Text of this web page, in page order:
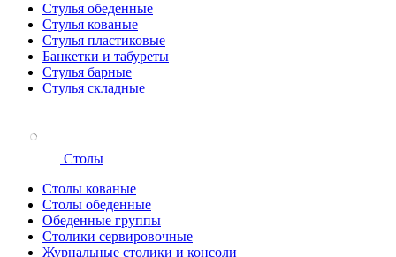
Стулья обеденные
Стулья кованые
Стулья пластиковые
Банкетки и табуреты
Стулья барные
Стулья складные
Столы
Столы кованые
Столы обеденные
Обеденные группы
Столики сервировочные
Журнальные столики и консоли